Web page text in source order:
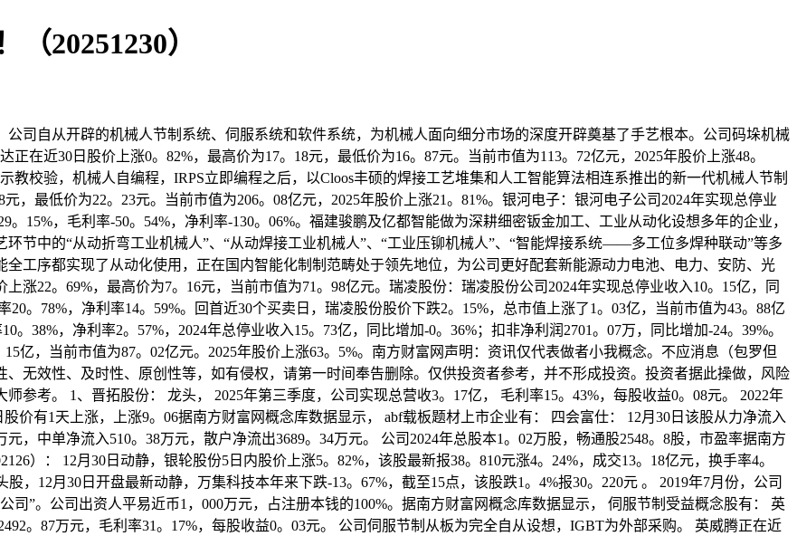
20251230）
自从开辟的机械人节制系统、伺服系统和软件系统，为机械人面向细分市场的深度开辟奠基了手艺根本。公司码垛机械
在近30日股价上涨0。82%，最高价为17。18元，最低价为16。87元。当前市值为113。72亿元，2025年股价上涨48。
教校验，机械人自编程，IRPS立即编程之后，以Cloos丰硕的焊接工艺堆集和人工智能算法相连系推出的新一代机械人节制
，最低价为22。23元。当前市值为206。08亿元，2025年股价上涨21。81%。银河电子：银河电子公司2024年实现总停业
。15%，毛利率-50。54%，净利率-130。06%。福建骏鹏及亿都智能做为深耕细密钣金加工、工业从动化设想多年的企业，
节中的“从动折弯工业机械人”、“从动焊接工业机械人”、“工业压铆机械人”、“智能焊接系统——多工位多焊种联动”等多
工序都实现了从动化使用，正在国内智能化制制范畴处于领先地位，为公司更好配套新能源动力电池、电力、安防、光
涨22。69%，最高价为7。16元，当前市值为71。98亿元。瑞凌股份：瑞凌股份公司2024年实现总停业收入10。15亿，同
20。78%，净利率14。59%。回首近30个买卖日，瑞凌股份股价下跌2。15%，总市值上涨了1。03亿，当前市值为43。88亿
38%，净利率2。57%，2024年总停业收入15。73亿，同比增加-0。36%；扣非净利润2701。07万，同比增加-24。39%。
亿，当前市值为87。02亿元。2025年股价上涨63。5%。南方财富网声明：资讯仅代表做者小我概念。不应消息（包罗但
无效性、及时性、原创性等，如有侵权，请第一时间奉告删除。仅供投资者参考，并不形成投资。投资者据此操做，风险
参考。 1、晋拓股份： 龙头， 2025年第三季度，公司实现总营收3。17亿， 毛利率15。43%，每股收益0。08元。 2022年
价有1天上涨，上涨9。06据南方财富网概念库数据显示， abf载板题材上市企业有： 四会富仕： 12月30日该股从力净流入
，中单净流入510。38万元，散户净流出3689。34万元。 公司2024年总股本1。02万股，畅通股2548。8股，市盈率据南方
）： 12月30日动静，银轮股份5日内股价上涨5。82%，该股最新报38。810元涨4。24%，成交13。18亿元，换手率4。
，12月30日开盘最新动静，万集科技本年来下跌-13。67%，截至15点，该股跌1。4%报30。220元 。 2019年7月份，公司
司”。公司出资人平易近币1，000万元，占注册本钱的100%。据南方财富网概念库数据显示， 伺服节制受益概念股有： 英
。87万元，毛利率31。17%，每股收益0。03元。 公司伺服节制从板为完全自从设想，IGBT为外部采购。 英威腾正在近